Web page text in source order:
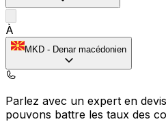
À
MKD - Denar macédonien
Parlez avec un expert en
pouvons battre les taux des